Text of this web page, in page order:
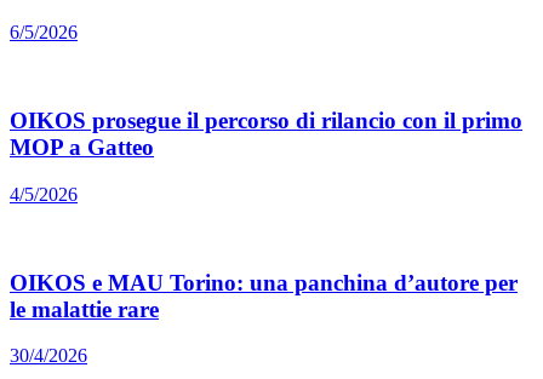
6/5/2026
OIKOS prosegue il percorso di rilancio con il primo
MOP a Gatteo
4/5/2026
OIKOS e MAU Torino: una panchina d’autore per
le malattie rare
30/4/2026